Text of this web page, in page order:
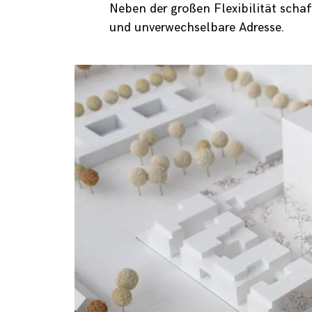
Neben der großen Flexibilität
und unverwechselbare Adresse.